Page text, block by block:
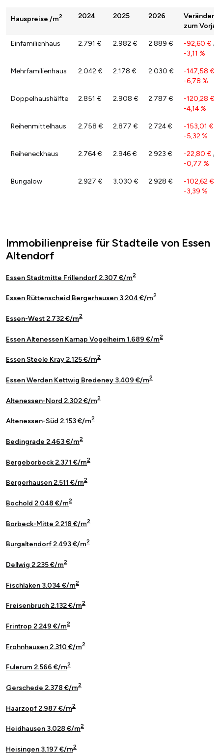
Hauspreise /m2 2024 2025 2026
zum
Einfamilienhaus 2.791 € 2.982 € 2.889 € -92,60 € /
-3,11 %
Mehrfamilienhaus 2.042 € 2.178 € 2.030 € -147,58 €
-6,78 %
Doppelhaushälfte 2.851 € 2.908 € 2.787 € -120,28 €
-4,14 %
Reihenmittelhaus 2.758 € 2.877 € 2.724 € -153,01 €
-5,32 %
Reiheneckhaus 2.764 € 2.946 € 2.923 € -22,80 € /
-0,77 %
Bungalow 2.927 € 3.030 € 2.928 € -102,62 €
-3,39 %
Immobilienpreise für Stadteile von Essen
Altendorf
Essen Stadtmitte Frillendorf 2.307 €/m2
Essen Rüttenscheid Bergerhausen 3.204 €/m2
Essen-West 2.732 €/m2
Essen Altenessen Karnap Vogelheim 1.689 €/m2
Essen Steele Kray 2.125 €/m2
Essen Werden Kettwig Bredeney 3.409 €/m2
Altenessen-Nord 2.302 €/m2
Altenessen-Süd 2.153 €/m2
Bedingrade 2.463 €/m2
Bergeborbeck 2.371 €/m2
Bergerhausen 2.511 €/m2
Bochold 2.048 €/m2
Borbeck-Mitte 2.218 €/m2
Burgaltendorf 2.493 €/m2
Dellwig 2.235 €/m2
Fischlaken 3.034 €/m2
Freisenbruch 2.132 €/m2
Frintrop 2.249 €/m2
Frohnhausen 2.310 €/m2
Fulerum 2.566 €/m2
Gerschede 2.378 €/m2
Haarzopf 2.987 €/m2
Heidhausen 3.028 €/m2
Heisingen 3.197 €/m2